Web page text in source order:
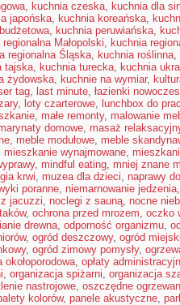
, kuchnia czeska, kuchnia dla
japońska, kuchnia koreańska,
, kuchnia peruwiańska,
regionalna Małopolski, kuchnia
regionalna Śląska, kuchnia roślinna,
tajska, kuchnia turecka, kuchnia
żydowska, kuchnie na wymiar,
tag, last minute, łazienki
, loty czarterowe, lunchbox do
, małe remonty, malowanie
domowe, masaż
, meble modułowe, meble
mieszkanie wynajmowane,
, mindful eating, mniej znane
krwi, muzea dla dzieci, naprawy
poranne, niemarnowanie jedzenia
jacuzzi, noclegi z sauną, nocne
, ochrona przed mrozem, oczko
drewna, odporność organizmu,
, ogród deszczowy, ogród
, ogród zimowy pomysły,
okołoporodowa, opłaty
, organizacja spiżarni, organizacja
nastrojowe, oszczędne
kolorów, panele akustyczne,